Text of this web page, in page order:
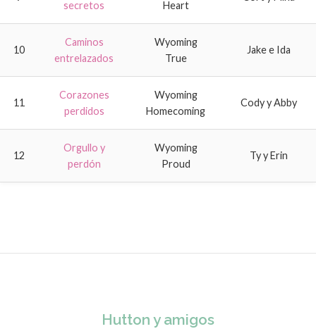
secretos Heart
10
Caminos
entrelazados
Wyoming
True
Jake e Ida
11
Corazones
perdidos
Wyoming
Homecoming
Cody y Abby
12
Orgullo y
perdón
Wyoming
Proud
Ty y Erin
Hutton y amigos